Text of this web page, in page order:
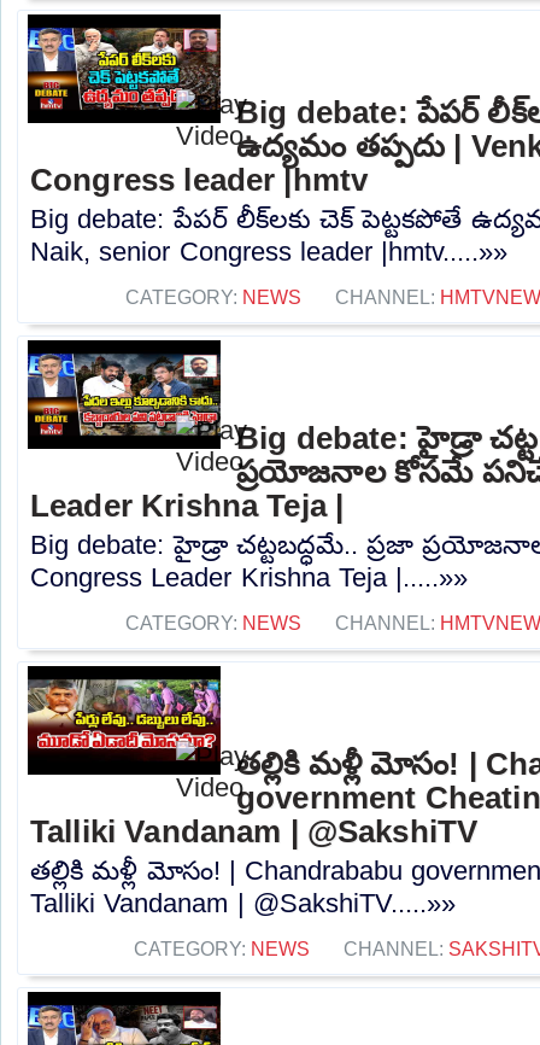
Big debate: పేపర్
ఉద్యమం తప్పదు |
Congress leader |hmtv
Big debate: పేపర్ లీక్‌లకు చెక్ పెట్టకపోతే
Naik, senior Congress leader |hmtv.....»»
CATEGORY: NEWS CHANNEL:
Big debate: హైడ్రా
ప్రయోజనాల కోసమే
Leader Krishna Teja |
Big debate: హైడ్రా చట్టబద్ధమే.. ప్రజా
Congress Leader Krishna Teja |.....»»
CATEGORY: NEWS CHANNEL:
తల్లికి మళ్లీ మోసం! |
government
Talliki Vandanam | @SakshiTV
తల్లికి మళ్లీ మోసం! | Chandrababu
Talliki Vandanam | @SakshiTV.....»»
CATEGORY: NEWS CHANNEL: